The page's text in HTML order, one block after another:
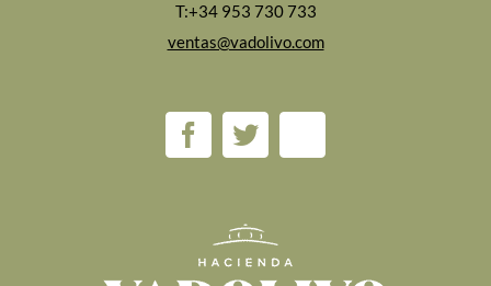
T:+34 953 730 733
ventas@vadolivo.com